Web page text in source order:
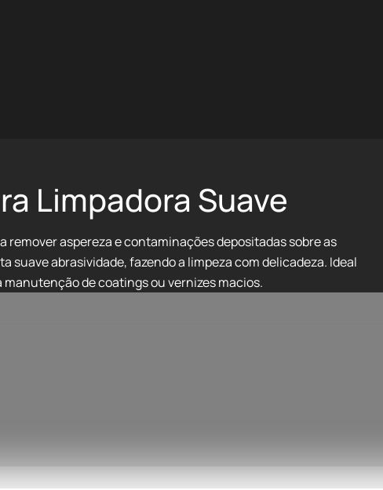
Limpadora Suave
remover aspereza e contaminações depositadas sobre as
suave abrasividade, fazendo a limpeza com delicadeza. Ideal
manutenção de coatings ou vernizes macios.